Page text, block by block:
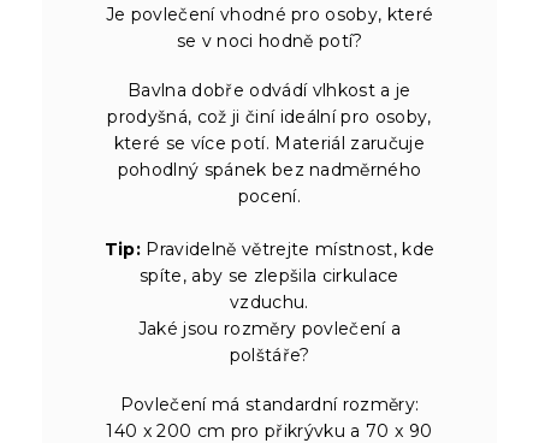
Je povlečení vhodné pro osoby, které
se v noci hodně potí?
Bavlna dobře odvádí vlhkost a je
prodyšná, což ji činí ideální pro osoby,
které se více potí. Materiál zaručuje
pohodlný spánek bez nadměrného
pocení.
Tip: Pravidelně větrejte místnost, kde
spíte, aby se zlepšila cirkulace
vzduchu.
Jaké jsou rozměry povlečení a
polštáře?
Povlečení má standardní rozměry:
140 x 200 cm pro přikrývku a 70 x 90